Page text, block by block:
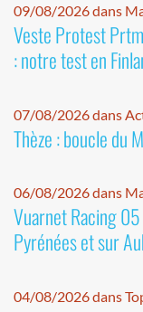
09/08/2026 dans
Veste Protest
: notre test en
07/08/2026 dans
Thèze : boucle du
06/08/2026 dans
Vuarnet Racing
Pyrénées et sur
04/08/2026 dans